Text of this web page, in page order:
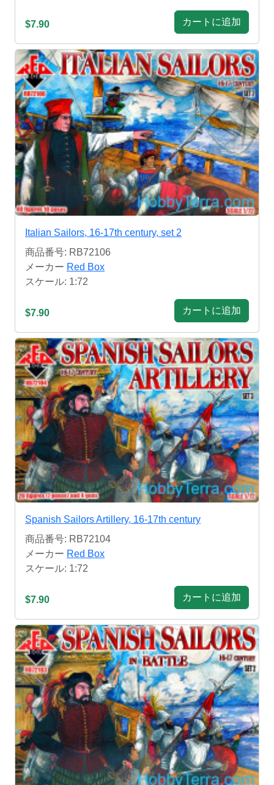
$7.90 カートに追加
Italian Sailors, 16-17th century, set 2
商品番号: RB72106
メーカー Red Box
スケール: 1:72
$7.90 カートに追加
Spanish Sailors Artillery, 16-17th century
商品番号: RB72104
メーカー Red Box
スケール: 1:72
$7.90 カートに追加